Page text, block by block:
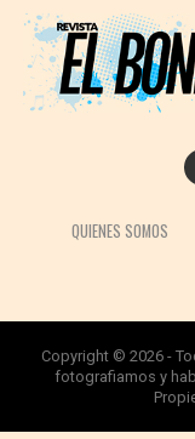
QUIENES SOMOS
Copyright © 2026 -
fotografiamos y